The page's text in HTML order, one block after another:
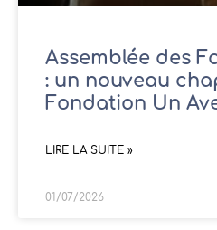
Assemblée des
: un nouveau
Fondation Un
LIRE LA SUITE »
01/07/2026